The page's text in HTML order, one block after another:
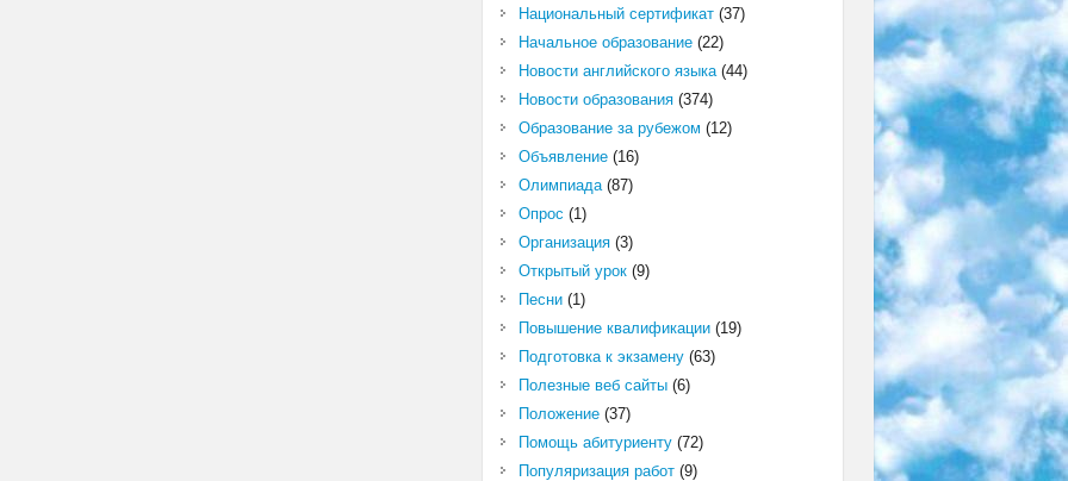
Национальный сертификат(37)
Начальное образование(22)
Новости английского языка(44)
Новости образования(374)
Образование за рубежом (12)
Объявление(16)
Олимпиада(87)
Опрос (1)
Организация(3)
Открытый урок(9)
Песни(1)
Повышение квалификации(19)
Подготовка к экзамену(63)
Полезные веб сайты(6)
Положение(37)
Помощь абитуриенту(72)
Популяризация работ(9)